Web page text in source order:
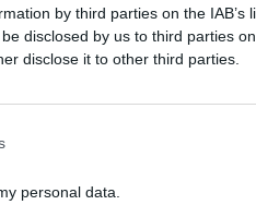
by third parties on the IAB’s
disclosed by us to third parties
disclose it to other third parties.
personal data.
των καταναλωτών παγκοσμίως.
διεθνώς ως συνώνυμο
στα γαλακτοκομικά